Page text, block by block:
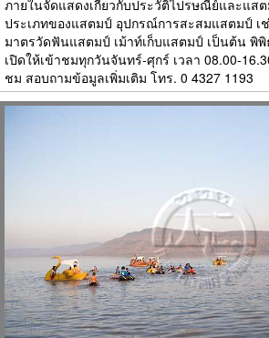
ภายในจัดแสดงเกี่ยวกับประวัติไปรษณีย์และแส
ประเภทของแสตมป์ อุปกรณ์การสะสมแสตมป์ เ
มาตรวัดฟันแสตมป์ เม้าท์เก็บแสตมป์ เป็นต้น
เปิดให้เข้าชมทุกวันจันทร์-ศุกร์ เวลา 08.00-
ชม สอบถามข้อมูลเพิ่มเติม โทร. 0 4327 1193